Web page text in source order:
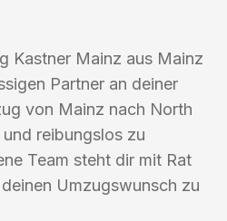
Kastner Mainz aus Mainz
Partner an deiner
von Mainz nach North
reibungslos zu
Team steht dir mit Rat
Umzugswunsch zu